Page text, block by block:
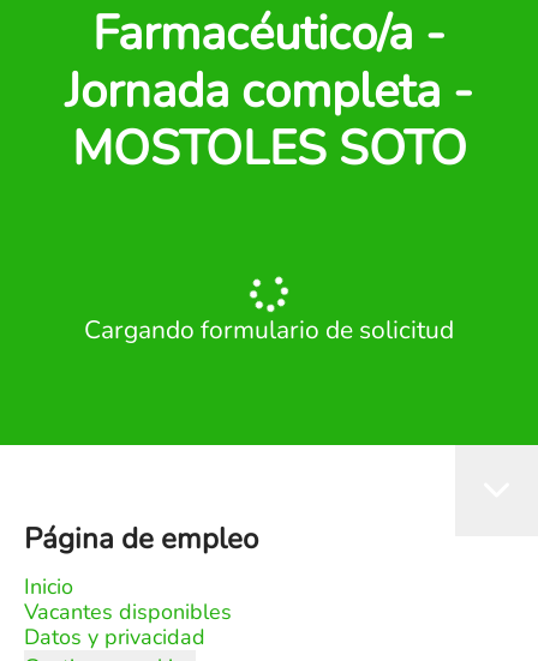
Farmacéutico/a -
Jornada completa -
MOSTOLES SOTO
Cargando formulario de solicitud
Página de empleo
Inicio
Vacantes disponibles
Datos y privacidad